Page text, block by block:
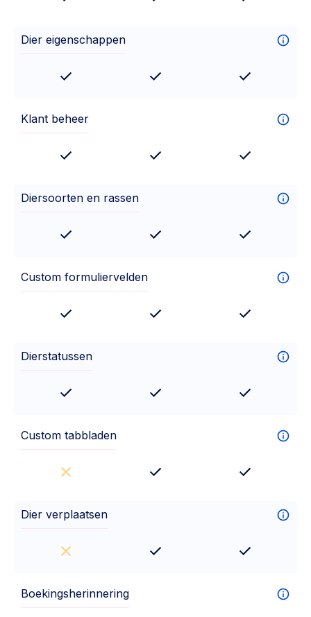
Dier eigenschappen
Klant beheer
Diersoorten en rassen
Custom formuliervelden
Dierstatussen
Custom tabbladen
Dier verplaatsen
Boekingsherinnering